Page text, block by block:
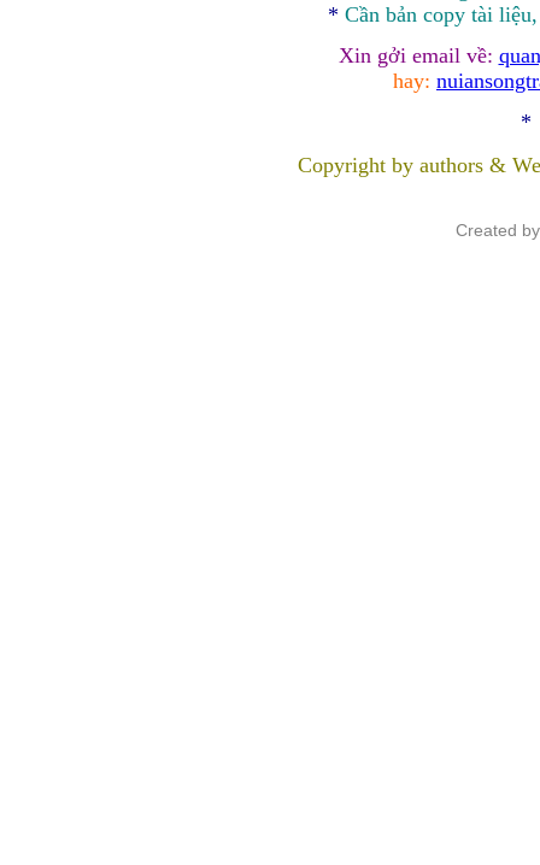
* Cần bản copy tài
Xin gởi email về:
hay:
*
Copyright by authors &
Created